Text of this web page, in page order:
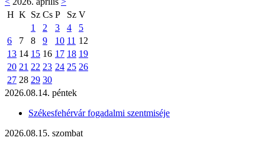
H K Sz Cs P Sz V
1
2 3 4
5
6
7 8 9 10 11 12
13 14 15 16 17 18 19
20 21 22 23 24 25 26
27 28 29 30
2026.08.14. péntek
Székesfehérvár fogadalmi szentmiséje
2026.08.15. szombat